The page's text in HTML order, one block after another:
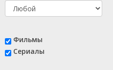
Фильмы
Сериалы